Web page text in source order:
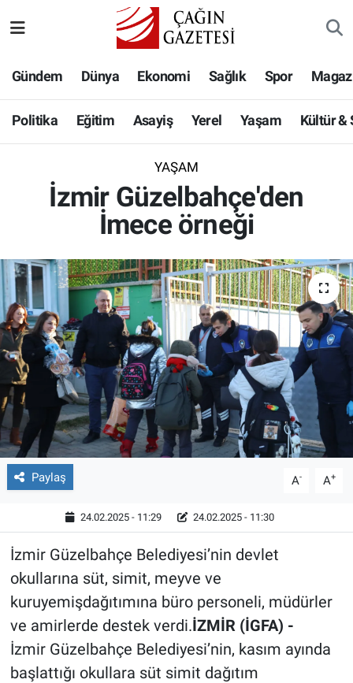
Gündem Dünya Ekonomi Sağlık Spor
Politika Eğitim Asayiş Yerel Yaşam Kültür &
YAŞAM
İzmir Güzelbahçe'den
İmece örneği
Paylaş A- A+
24.02.2025 - 11:29 24.02.2025 - 11:30
İzmir Güzelbahçe Belediyesi’nin devlet
okullarına süt, simit, meyve ve
kuruyemişdağıtımına büro personeli, müdürler
ve amirlerde destek verdi.İZMİR (İGFA) -
İzmir Güzelbahçe Belediyesi’nin, kasım ayında
başlattığı okullara süt simit dağıtım
Eğitim
Asayiş
Yerel
Kültür & Sanat
Bilim-Teknoloji
Köşe Yazıları
Röportaj
Video Galeri
Hava Durumu
Namaz Vakitleri
Trafik Durumu
Süper Lig Puan Durumu ve Fikstür
Tüm Manşetler
Son Dakika Haberleri
Haber Arşivi